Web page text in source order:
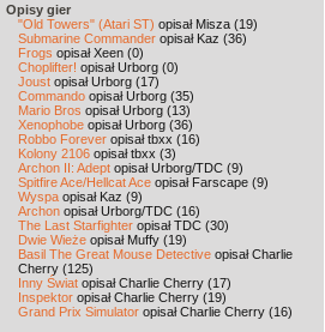
Opisy gier
"Old Towers" (Atari ST) opisał Misza (19)
Submarine Commander opisał Kaz (36)
Frogs opisał Xeen (0)
Choplifter! opisał Urborg (0)
Joust opisał Urborg (17)
Commando opisał Urborg (35)
Mario Bros opisał Urborg (13)
Xenophobe opisał Urborg (36)
Robbo Forever opisał tbxx (16)
Kolony 2106 opisał tbxx (3)
Archon II: Adept opisał Urborg/TDC (9)
Spitfire Ace/Hellcat Ace opisał Farscape (9)
Wyspa opisał Kaz (9)
Archon opisał Urborg/TDC (16)
The Last Starfighter opisał TDC (30)
Dwie Wieże opisał Muffy (19)
Basil The Great Mouse Detective opisał Charlie
Cherry (125)
Inny Świat opisał Charlie Cherry (17)
Inspektor opisał Charlie Cherry (19)
Grand Prix Simulator opisał Charlie Cherry (16)